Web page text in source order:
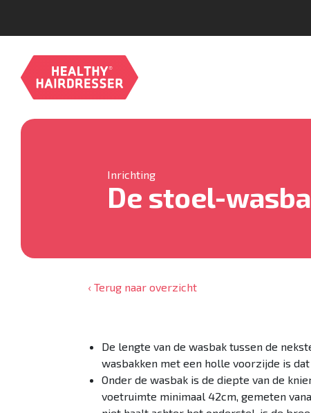
Inrichting
De stoel-
‹ Terug naar overzicht
De lengte van de wasbak tussen de
wasbakken met een holle voorzijde is
Onder de wasbak is de diepte van de
voetruimte minimaal 42cm, gemeten